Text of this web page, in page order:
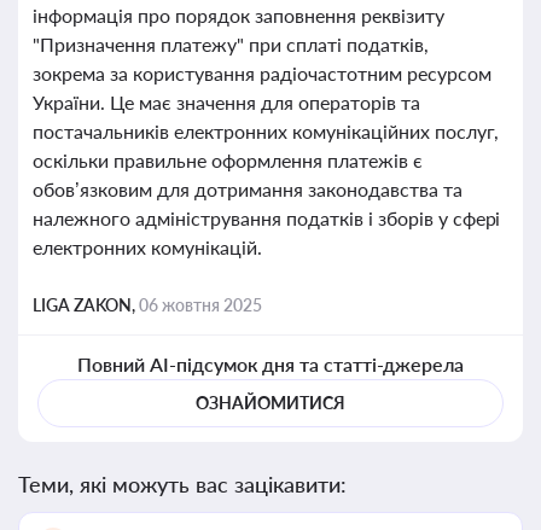
інформація про порядок заповнення реквізиту
"Призначення платежу" при сплаті податків,
зокрема за користування радіочастотним ресурсом
України. Це має значення для операторів та
постачальників електронних комунікаційних послуг,
оскільки правильне оформлення платежів є
обов’язковим для дотримання законодавства та
належного адміністрування податків і зборів у сфері
електронних комунікацій.
LIGA ZAKON,06 жовтня 2025
Повний AI-підсумок дня та статті-джерела
ОЗНАЙОМИТИСЯ
Теми, які можуть вас зацікавити: